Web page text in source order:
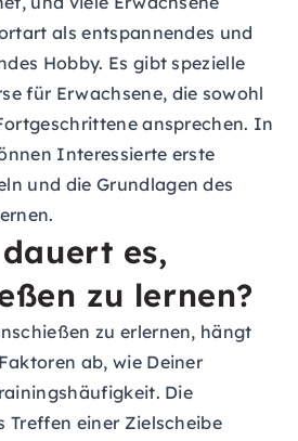
als entspannendes und
Hobby. Es gibt spezielle
für Erwachsene, die sowohl
ansprechen. In
Interessierte erste
und die Grundlagen des
es,
zu lernen?
zu erlernen, hängt
ab, wie Deiner
Die
Treffen einer Zielscheibe